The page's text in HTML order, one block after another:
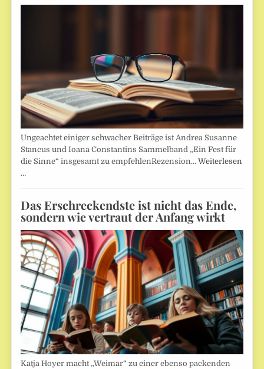
Ungeachtet einiger schwacher Beiträge ist Andrea Susanne
Stancus und Ioana Constantins Sammelband „Ein Fest für
die Sinne“ insgesamt zu empfehlenRezension…Weiterlesen
…
Das Erschreckendste ist nicht das Ende,
sondern wie vertraut der Anfang wirkt
Katja Hoyer macht „Weimar“ zu einer ebenso packenden